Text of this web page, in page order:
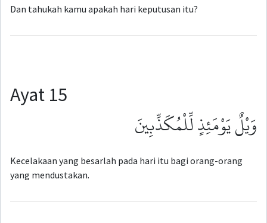
Dan tahukah kamu apakah hari keputusan itu?
Ayat 15
وَيْلٌ يَوْمَئِذٍ لِّلْمُكَذِّبِينَ
Kecelakaan yang besarlah pada hari itu bagi orang-orang
yang mendustakan.